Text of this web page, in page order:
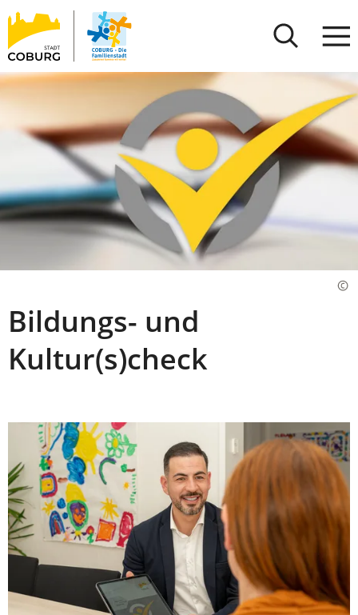
INHALT ANSPRINGEN
Stadt
Coburg
Bildungs- und
Kultur(s)check